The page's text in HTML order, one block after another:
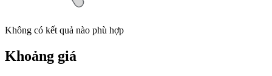
Không có kết quả nào phù hợp
Khoảng giá